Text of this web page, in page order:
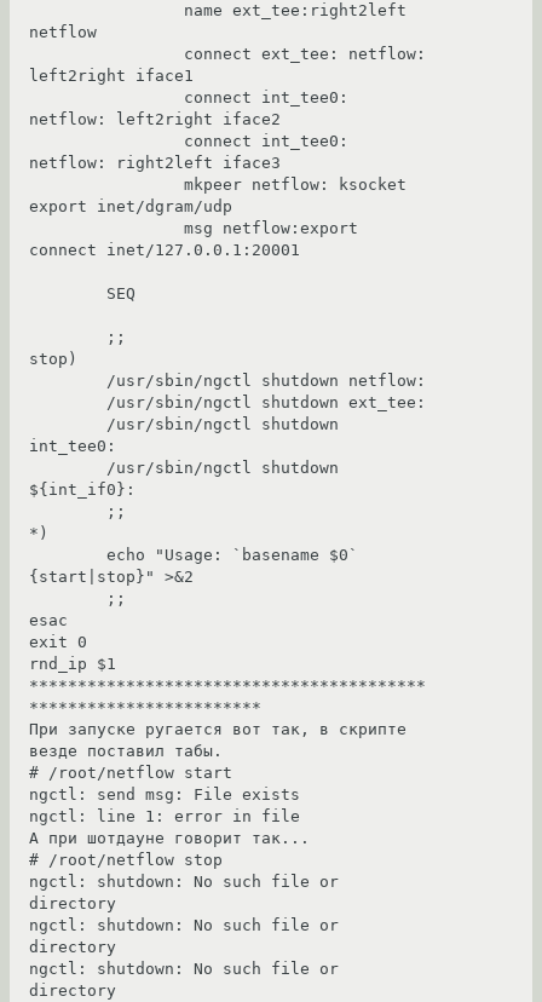
netflow
left2right iface1
netflow: left2right iface2
netflow: right2left iface3
export inet/dgram/udp
connect inet/127.0.0.1:20001
stop)
int_tee0:
${int_if0}:
*)
{start|stop}" >&2
esac
exit 0
rnd_ip $1
*****************************************
************************
При запуске ругается вот так, в скрипте
везде поставил табы.
# /root/netflow start
ngctl: send msg: File exists
ngctl: line 1: error in file
А при шотдауне говорит так...
# /root/netflow stop
ngctl: shutdown: No such file or
directory
ngctl: shutdown: No such file or
directory
ngctl: shutdown: No such file or
directory